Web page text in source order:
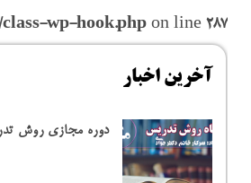
wp-hook.phpon line 287
آخرین اخبار
دوره مجازی روش